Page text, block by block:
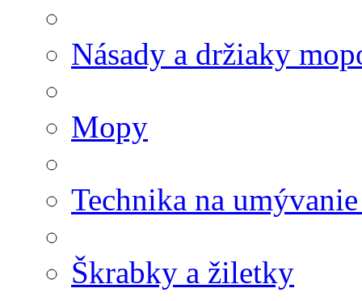
Násady a držiaky
Mopy
Technika na
Škrabky a žiletky